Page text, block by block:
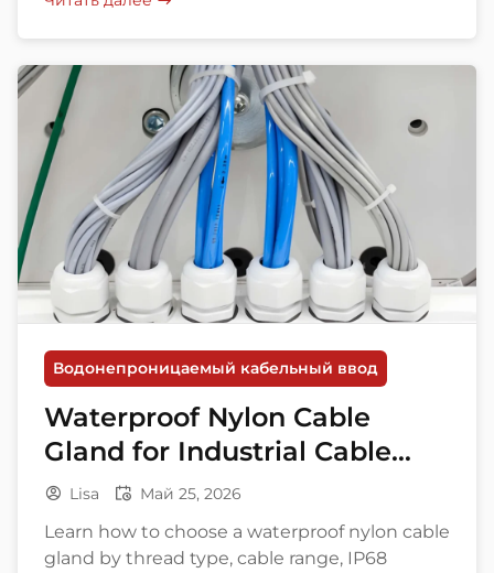
Водонепроницаемый кабельный ввод
Waterproof Nylon Cable
Gland for Industrial Cable
Entry
Lisa Май 25, 2026
Learn how to choose a waterproof nylon cable
gland by thread type, cable range, IP68